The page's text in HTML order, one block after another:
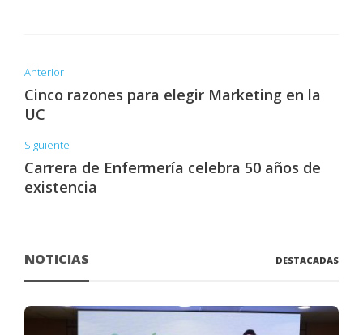
Anterior
Cinco razones para elegir Marketing en la
UC
Siguiente
Carrera de Enfermería celebra 50 años de
existencia
NOTICIAS DESTACADAS